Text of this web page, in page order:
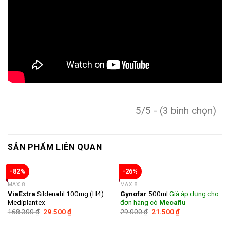
5/5 - (3 bình chọn)
SẢN PHẨM LIÊN QUAN
-82%
MAX 8
ViaExtra Sildenafil 100mg (H4)
Mediplantex
168.300₫ 29.500₫
-26%
MAX 8
Gynofar 500ml Giá áp dụng cho
đơn hàng có Mecaflu
29.000₫ 21.500₫